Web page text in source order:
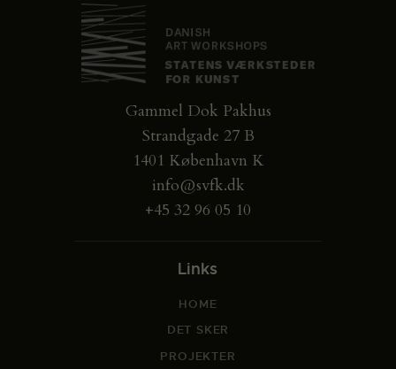
Gammel Dok Pakhus
Strandgade 27 B
1401 København K
info@svfk.dk
+45 32 96 05 10
Links
HOME
DET SKER
PROJEKTER